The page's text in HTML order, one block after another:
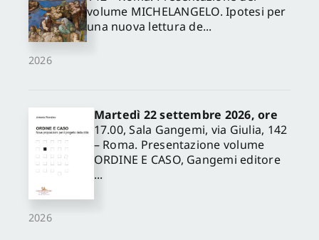
2026
volume MICHELANGELO. Ipotesi per
una nuova lettura de...
2026
Martedì 22 settembre 2026, ore
17.00, Sala Gangemi, via Giulia, 142
– Roma. Presentazione volume
ORDINE E CASO, Gangemi editore
...